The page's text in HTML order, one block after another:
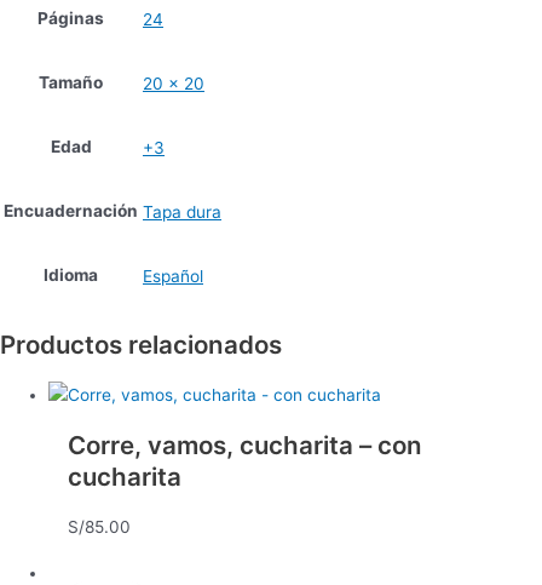
Páginas 24
Tamaño 20 x 20
Edad +3
Encuadernación Tapa dura
Idioma Español
Productos relacionados
Corre, vamos, cucharita – con
cucharita
S/85.00